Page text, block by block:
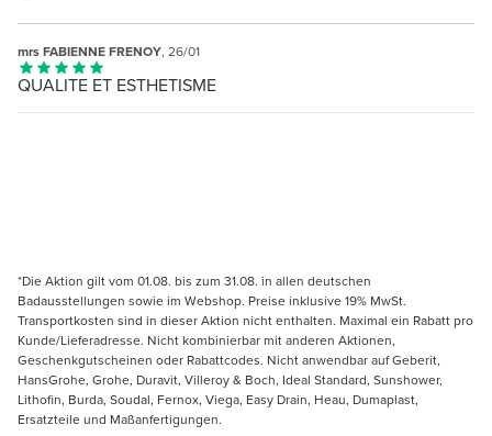
mrs FABIENNE FRENOY, 26/01
QUALITE ET ESTHETISME
*Die Aktion gilt vom 01.08. bis zum 31.08. in allen deutschen
Badausstellungen sowie im Webshop. Preise inklusive 19% MwSt.
Transportkosten sind in dieser Aktion nicht enthalten. Maximal ein Rabatt pro
Kunde/Lieferadresse. Nicht kombinierbar mit anderen Aktionen,
Geschenkgutscheinen oder Rabattcodes. Nicht anwendbar auf Geberit,
HansGrohe, Grohe, Duravit, Villeroy & Boch, Ideal Standard, Sunshower,
Lithofin, Burda, Soudal, Fernox, Viega, Easy Drain, Heau, Dumaplast,
Ersatzteile und Maßanfertigungen.